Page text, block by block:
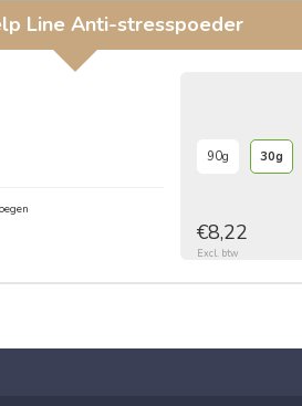
Line Anti-stresspoeder
90g 30g
€8,22
Excl. btw